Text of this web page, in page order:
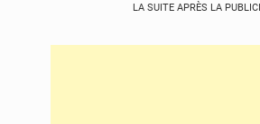
LA SUITE APRÈS LA